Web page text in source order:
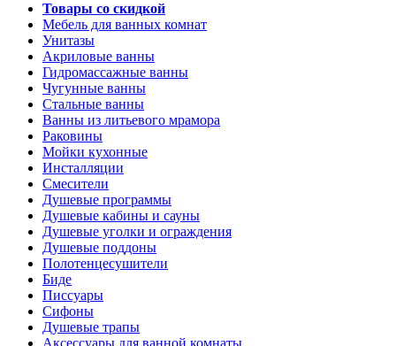
Товары со скидкой
Мебель для ванных комнат
Унитазы
Акриловые ванны
Гидромассажные ванны
Чугунные ванны
Стальные ванны
Ванны из литьевого мрамора
Раковины
Мойки кухонные
Инсталляции
Смесители
Душевые программы
Душевые кабины и сауны
Душевые уголки и ограждения
Душевые поддоны
Полотенцесушители
Биде
Писсуары
Сифоны
Душевые трапы
Аксессуары для ванной комнаты